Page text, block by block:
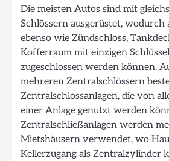
Die meisten Autos sind mit
Schlössern ausgerüstet,
ebenso wie Zündschloss,
Kofferraum mit einzigen
zugeschlossen werden können.
mehreren Zentralschlössern
Zentralschlossanlagen, die von
einer Anlage genutzt werden
Zentralschließanlagen werden
Mietshäusern verwendet, wo
Kellerzugang als Zentralzylinder